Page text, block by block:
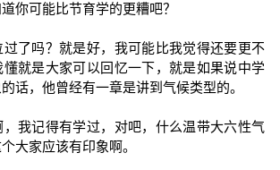
你可能比节育学的更糟吧？
了吗？就是好，我可能比我觉得还要更不
就是大家可以回忆一下，就是如果说中学
话，他曾经有一章是讲到气候类型的。
，我记得有学过，对吧，什么温带大六性气
大家应该有印象啊。